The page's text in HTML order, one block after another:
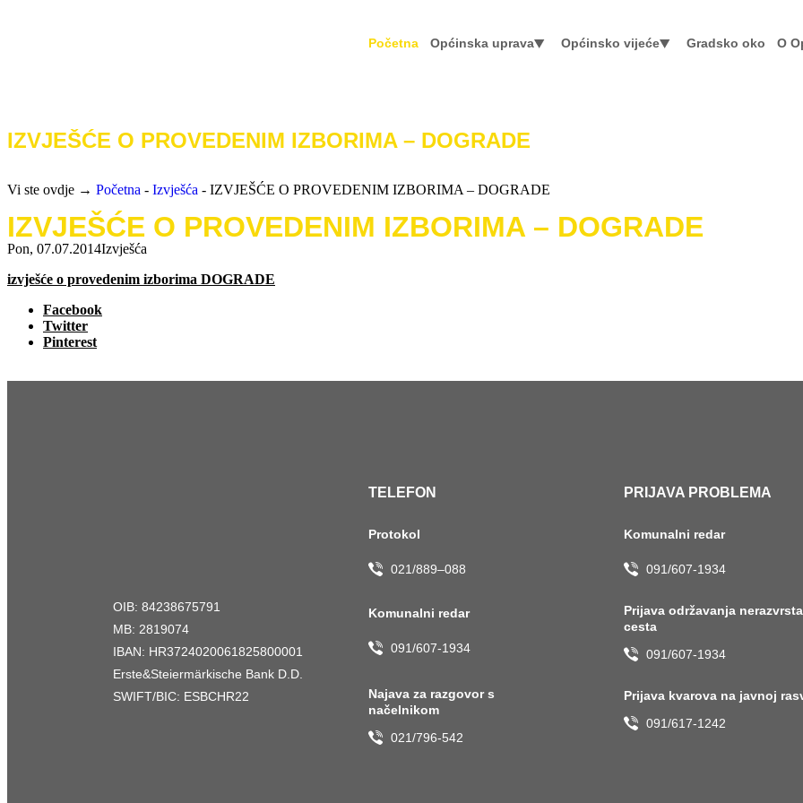
Početna Općinska uprava Općinsko vijeće Gradsko oko O
IZVJEŠĆE O PROVEDENIM IZBORIMA – DOGRADE
Vi ste ovdje → Početna - Izvješća - IZVJEŠĆE O PROVEDENIM IZBORIMA – DOGRADE
IZVJEŠĆE O PROVEDENIM IZBORIMA – DOGRADE
Pon, 07.07.2014Izvješća
izvješće o provedenim izborima DOGRADE
Facebook
Twitter
Pinterest
OIB: 84238675791
MB: 2819074
IBAN: HR3724020061825800001
Erste&Steiermärkische Bank D.D.
SWIFT/BIC: ESBCHR22
TELEFON
Protokol
021/889–088
Komunalni redar
091/607-1934
Najava za razgovor s
načelnikom
021/796-542
PRIJAVA PROBLEMA
Komunalni redar
091/607-1934
Prijava održavanja
cesta
091/607-1934
Prijava kvarova na javnoj
091/617-1242